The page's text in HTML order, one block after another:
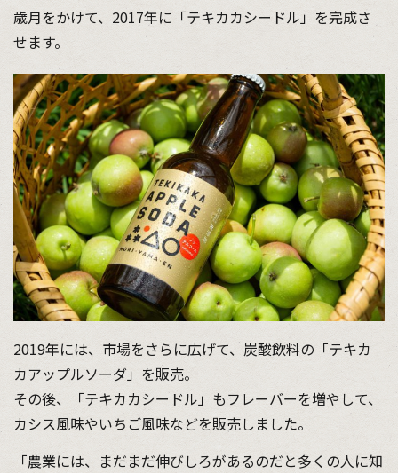
歳月をかけて、2017年に「テキカカシードル」を完成さ
せます。
2019年には、市場をさらに広げて、炭酸飲料の「テキカ
カアップルソーダ」を販売。
その後、「テキカカシードル」もフレーバーを増やして、
カシス風味やいちご風味などを販売しました。
「農業には、まだまだ伸びしろがあるのだと多くの人に知